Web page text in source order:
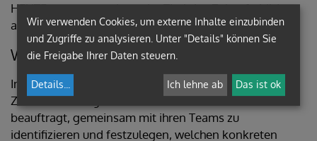
HEUTE entgegen, wie es der Titel des Zukunftsbildes
ausdrückt."
Wie geht es weiter?
In einem ersten Schritt richten sich die strategischen
Ziele an Führungskräfte. Bis zum Sommer sind sie
beauftragt, gemeinsam mit ihren Teams zu
identifizieren und festzulegen, welchen konkreten
Wir verwenden Cookies, um externe Inhalte einzubinden
und Zugriffe zu analysieren. Unter "Details" können Sie
die Freigabe Ihrer Daten steuern.
Details Ich lehne ab Das ist ok